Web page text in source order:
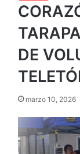
DE
marzo 10, 2026